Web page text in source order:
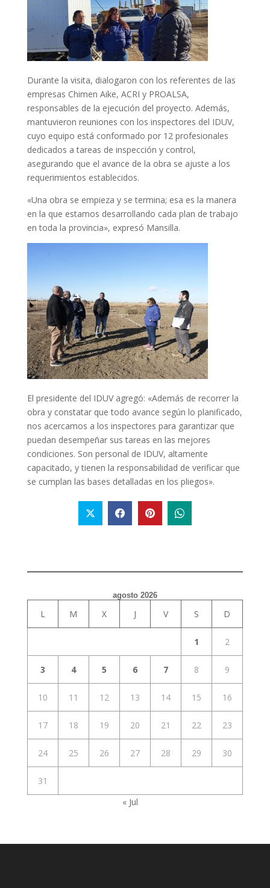
Durante la visita, dialogaron con los referentes de las
empresas Chimen Aike, ACRI y PROALSA,
responsables de la ejecución del proyecto. Además,
mantuvieron reuniones con los inspectores del IDUV,
cuyo equipo está conformado por 12 profesionales
dedicados a tareas de inspección y control,
asegurando que el avance de la obra se ajuste a los
requerimientos establecidos.
«Una obra se empieza y se termina; esa es la manera
en la que estamos desarrollando cada plan de trabajo
en toda la provincia», expresó Mansilla.
El presidente del IDUV agregó: «Además de recorrer la
obra y constatar que todo avance según lo planificado,
nos acercamos a los inspectores para garantizar que
puedan desempeñar sus tareas en las mejores
condiciones. Son personal de IDUV, altamente
capacitado, y tienen la responsabilidad de verificar que
se cumplan las bases detalladas en los pliegos».
agosto 2026
L M X J V S D
1 2
3 4 5 6 7 8 9
10 11 12 13 14 15 16
17 18 19 20 21 22 23
24 25 26 27 28 29 30
31
« Jul